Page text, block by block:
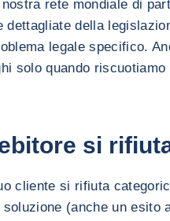
rete mondiale di
dettagliate della
legale specifico.
solo quando
si
cliente si rifiuta
(anche un esito